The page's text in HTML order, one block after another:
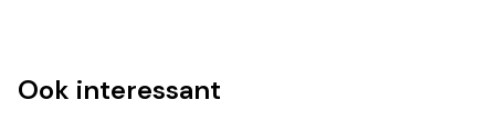
Ook interessant